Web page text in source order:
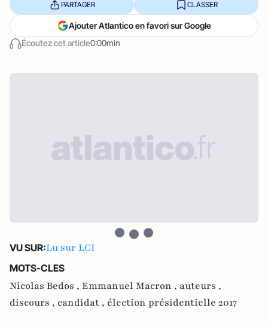
Écoutez cet article0:00min
PARTAGER CLASSER
Ajouter Atlantico en favori sur Google
VU SUR:Lu sur LCI
MOTS-CLES
Nicolas Bedos , Emmanuel Macron , auteurs ,
discours , candidat , élection présidentielle 2017